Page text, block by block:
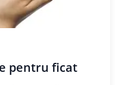
pentru ficat